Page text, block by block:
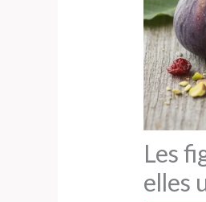
Les
elles